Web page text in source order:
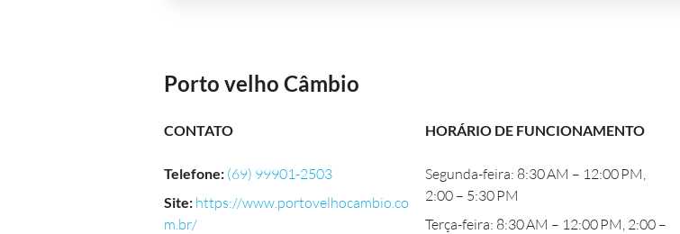
Porto velho Câmbio
CONTATO
Telefone: (69) 99901-2503
Site: https://www.portovelhocambio.co
m.br/
HORÁRIO DE FUNCIONAMENTO
Segunda-feira: 8:30 AM – 12:00 PM,
2:00 – 5:30 PM
Terça-feira: 8:30 AM – 12:00 PM, 2:00 –